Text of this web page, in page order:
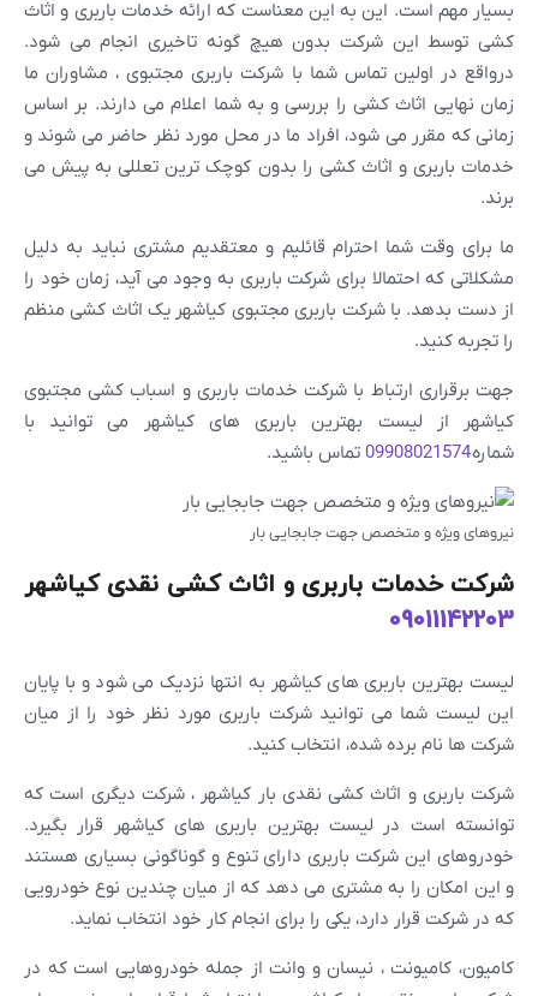
بسیار مهم است. این به این معناست که ارائه خدمات باربری و اثاث
کشی توسط این شرکت بدون هیچ گونه تاخیری انجام می شود.
درواقع در اولین تماس شما با شرکت باربری مجتبوی ، مشاوران ما
زمان نهایی اثاث کشی را بررسی و به شما اعلام می دارند. بر اساس
زمانی که مقرر می شود، افراد ما در محل مورد نظر حاضر می شوند و
خدمات باربری و اثاث کشی را بدون کوچک ترین تعللی به پیش می
برند.
ما برای وقت شما احترام قائلیم و معتقدیم مشتری نباید به دلیل
مشکلاتی که احتمالا برای شرکت باربری به وجود می آید، زمان خود را
از دست بدهد. با شرکت باربری مجتبوی کیاشهر یک اثاث کشی منظم
را تجربه کنید.
جهت برقراری ارتباط با شرکت خدمات باربری و اسباب کشی مجتبوی
کیاشهر از لیست بهترین باربری های کیاشهر می توانید با
شماره09908021574 تماس باشید.
نیروهای ویژه و متخصص جهت جابجایی بار
شرکت خدمات باربری و اثاث کشی نقدی کیاشهر
09011142203
لیست بهترین باربری های کیاشهر به انتها نزدیک می شود و با پایان
این لیست شما می توانید شرکت باربری مورد نظر خود را از میان
شرکت ها نام برده شده، انتخاب کنید.
شرکت باربری و اثاث کشی نقدی بار کیاشهر ، شرکت دیگری است که
توانسته است در لیست بهترین باربری های کیاشهر قرار بگیرد.
خودروهای این شرکت باربری دارای تنوع و گوناگونی بسیاری هستند
و این امکان را به مشتری می دهد که از میان چندین نوع خودرویی
که در شرکت قرار دارد، یکی را برای انجام کار خود انتخاب نماید.
کامیون، کامیونت ، نیسان و وانت از جمله خودروهایی است که در